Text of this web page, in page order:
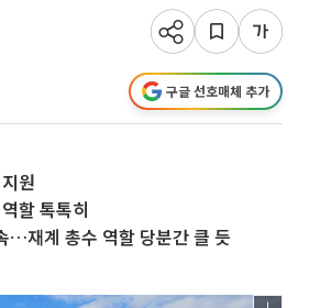
구글 선호매체 추가
원
할 톡톡히
…재계 총수 역할 당분간 클 듯